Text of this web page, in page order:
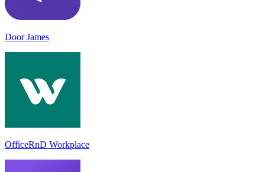
Door James
OfficeRnD Workplace